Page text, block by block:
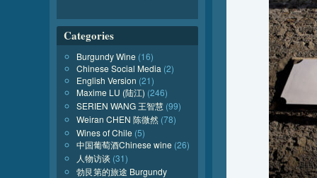
Categories
Burgundy Wine (16)
Chinese Social Media (2)
English Version (21)
Maxime LU (陆江) (246)
SERIEN WANG 王智慧 (99)
Weiran CHEN 陈微然 (78)
Wines of Chile (5)
中国葡萄酒Chinese wine (26)
人物访谈 (31)
勃艮第的旅途 Burgundy